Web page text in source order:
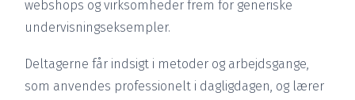
webshops og virksomheder frem for generiske
undervisningseksempler.
Deltagerne får indsigt i metoder og arbejdsgange,
som anvendes professionelt i dagligdagen, og lærer